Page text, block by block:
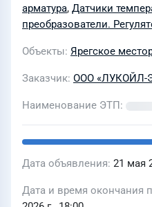
арматура, Датчики
преобразователи.
Объекты Ярегское
Заказчик ООО «ЛУКОЙЛ-
Наименование ЭТП
Дата объявления 21 мая
Дата и время окончания